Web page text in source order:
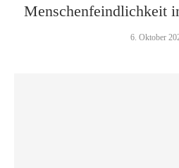
Menschenfeindlichkeit
6. Oktober